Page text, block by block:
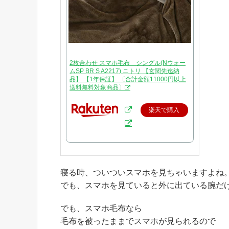
2枚合わせ スマホ毛布 シングル(Nウォー
ムSP BR S A2217) ニトリ 【玄関先迄納
品】 【1年保証】 〔合計金額11000円以上
送料無料対象商品〕
楽天で購入
寝る時、ついついスマホを見ちゃいますよね。
でも、スマホを見ていると外に出ている腕だ
でも、スマホ毛布なら
毛布を被ったままでスマホが見られるので